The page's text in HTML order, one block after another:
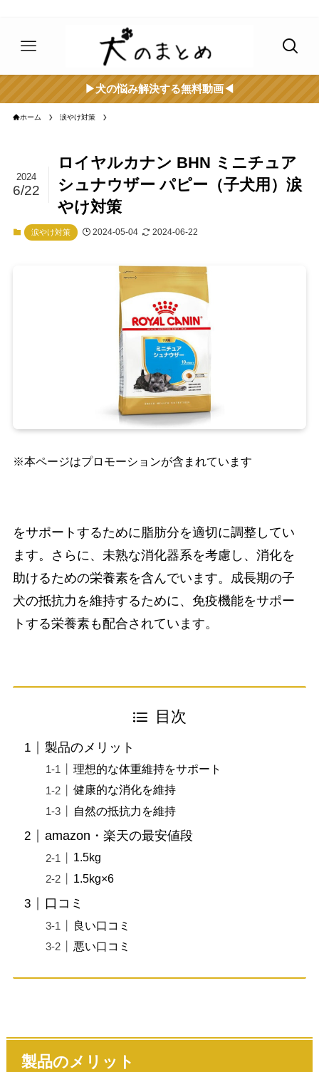
▶︎犬の悩み解決する無料動画◀︎
ホーム 涙やけ対策
ロイヤルカナン BHN ミニチュア
シュナウザー パピー（子犬用）涙
やけ対策
2024
6/22
涙やけ対策 2024-05-04 2024-06-22
※本ページはプロモーションが含まれています
をサポートするために脂肪分を適切に調整してい
ます。さらに、未熟な消化器系を考慮し、消化を
助けるための栄養素を含んでいます。成長期の子
犬の抵抗力を維持するために、免疫機能をサポー
トする栄養素も配合されています。
目次
製品のメリット
理想的な体重維持をサポート
健康的な消化を維持
自然の抵抗力を維持
amazon・楽天の最安値段
1.5kg
1.5kg×6
口コミ
良い口コミ
悪い口コミ
製品のメリット